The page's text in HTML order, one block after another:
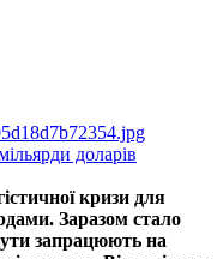
доларів
кризи для
Заразом стало
запрацюють на